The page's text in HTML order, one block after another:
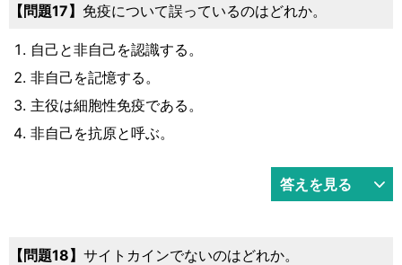
問題17 免疫について誤っているのはどれか。
自己と非自己を認識する。
非自己を記憶する。
主役は細胞性免疫である。
非自己を抗原と呼ぶ。
答えを見る
問題18 サイトカインでないのはどれか。